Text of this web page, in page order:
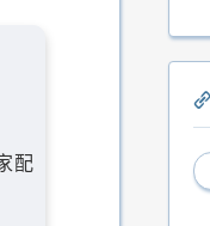
配